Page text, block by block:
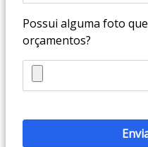
Possui alguma foto
orçamentos?